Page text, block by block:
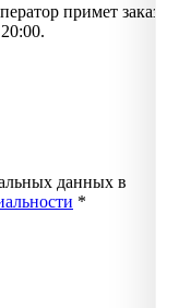
примет заказ
данных в
*